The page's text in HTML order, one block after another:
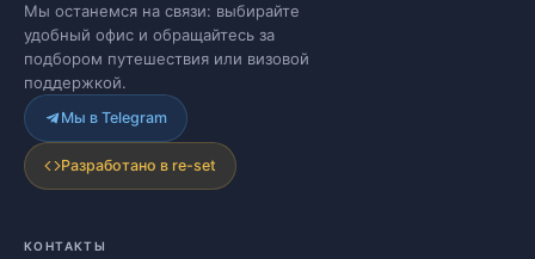
Мы останемся на связи: выбирайте
удобный офис и обращайтесь за
подбором путешествия или визовой
поддержкой.
Мы в Telegram
Разработано в re-set
КОНТАКТЫ